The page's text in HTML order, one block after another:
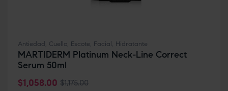
Antiedad , Cuello, Escote, Facial , Hidratante
MARTIDERM Platinum Neck-Line Correct
Serum 50ml
$1,175.00
$1,058.00